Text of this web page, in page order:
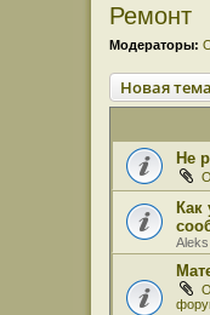
Ремонт
Модераторы:
Новая тема
Не
Как